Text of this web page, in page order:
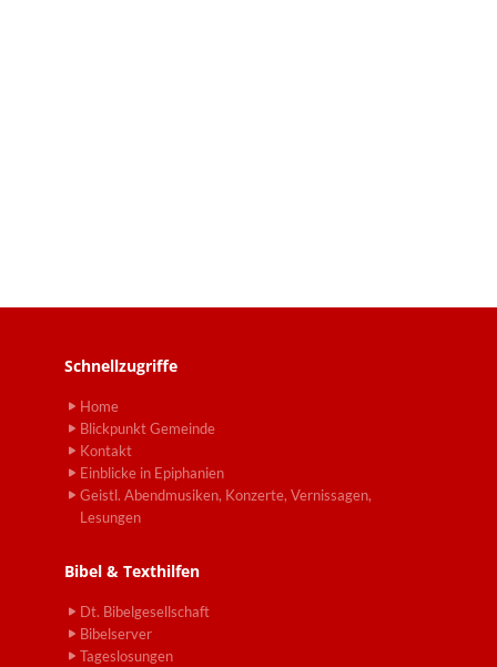
Schnellzugriffe
Home
Blickpunkt Gemeinde
Kontakt
Einblicke in Epiphanien
Geistl. Abendmusiken, Konzerte, Vernissagen,
Lesungen
Bibel & Texthilfen
Dt. Bibelgesellschaft
Bibelserver
Tageslosungen